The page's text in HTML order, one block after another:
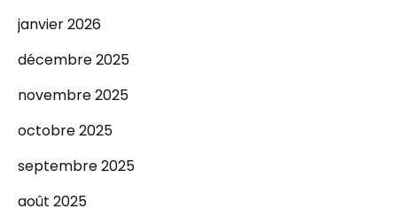
janvier 2026
décembre 2025
novembre 2025
octobre 2025
septembre 2025
août 2025